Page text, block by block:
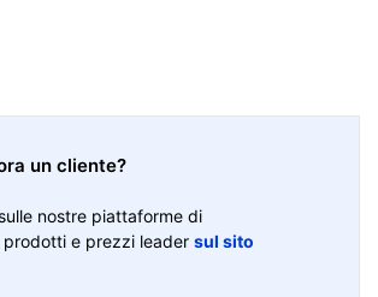
un cliente?
nostre piattaforme di
prodotti e prezzi leader sul sito